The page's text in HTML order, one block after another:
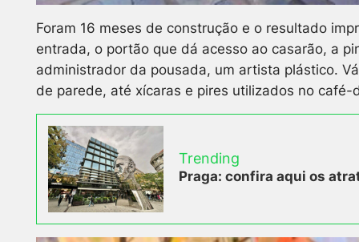
Foram 16 meses de construção e o resultado
entrada, o portão que dá acesso ao casarão, a
administrador da pousada, um artista plástico.
de parede, até xícaras e pires utilizados no café-
Trending
Praga: confira aqui os